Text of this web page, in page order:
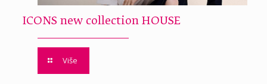
ICONS new collection HOUSE
Više